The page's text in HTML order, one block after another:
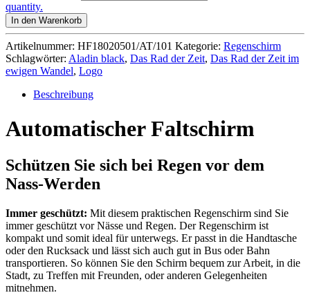
quantity.
In den Warenkorb
Artikelnummer: HF18020501/AT/101 Kategorie: Regenschirm
Schlagwörter: Aladin black, Das Rad der Zeit, Das Rad der Zeit im
ewigen Wandel, Logo
Beschreibung
Automatischer Faltschirm
Schützen Sie sich bei Regen vor dem
Nass-Werden
Immer geschützt: Mit diesem praktischen Regenschirm sind Sie
immer geschützt vor Nässe und Regen. Der Regenschirm ist
kompakt und somit ideal für unterwegs. Er passt in die Handtasche
oder den Rucksack und lässt sich auch gut in Bus oder Bahn
transportieren. So können Sie den Schirm bequem zur Arbeit, in die
Stadt, zu Treffen mit Freunden, oder anderen Gelegenheiten
mitnehmen.